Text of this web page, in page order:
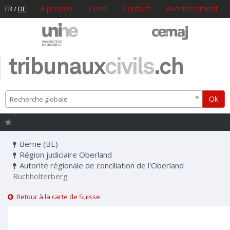
FR/DE A propos Liens Contact Avertissement
tribunauxcivils.ch
Recherche globale Ok
Berne (BE)
Région judiciaire Oberland
Autorité régionale de conciliation de l'Oberland
Buchholterberg
Retour à la carte de Suisse